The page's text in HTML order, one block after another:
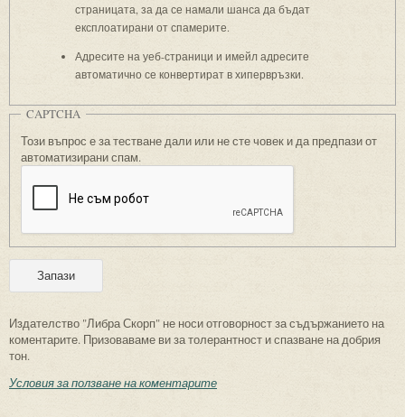
страницата, за да се намали шанса да бъдат
експлоатирани от спамерите.
Адресите на уеб-страници и имейл адресите
автоматично се конвертират в хипервръзки.
CAPTCHA
Този въпрос е за тестване дали или не сте човек и да предпази от
автоматизирани спам.
Издателство "Либра Скорп" не носи отговорност за съдържанието на
коментарите. Призоваваме ви за толерантност и спазване на добрия
тон.
Условия за ползване на коментарите